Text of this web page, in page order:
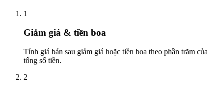
1
Giảm giá & tiền boa
Tính giá bán sau giảm giá hoặc tiền boa theo phần trăm của
tổng số tiền.
2